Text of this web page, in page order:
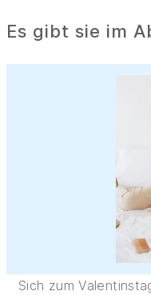
Es gibt sie im
Sich zum